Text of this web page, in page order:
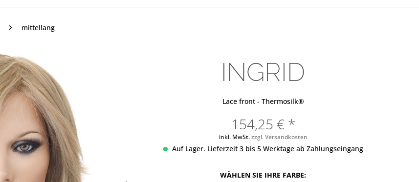
mittellang
INGRID
Lace front - Thermosilk®
154,25 € *
inkl. MwSt.zzgl. Versandkosten
Auf Lager. Lieferzeit 3 bis 5 Werktage ab Zahlungseingang
WÄHLEN SIE IHRE FARBE: